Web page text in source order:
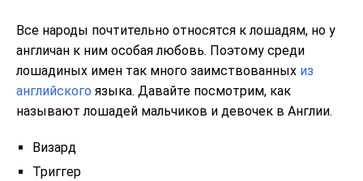
Все народы почтительно относятся к лошадям, но у
англичан к ним особая любовь. Поэтому среди
лошадиных имен так много заимствованных из
английского языка. Давайте посмотрим, как
называют лошадей мальчиков и девочек в Англии.
Визард
Триггер